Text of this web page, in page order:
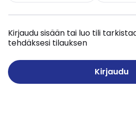
Kirjaudu sisään tai luo tili
tehdäksesi tilauksen
Kirjaudu